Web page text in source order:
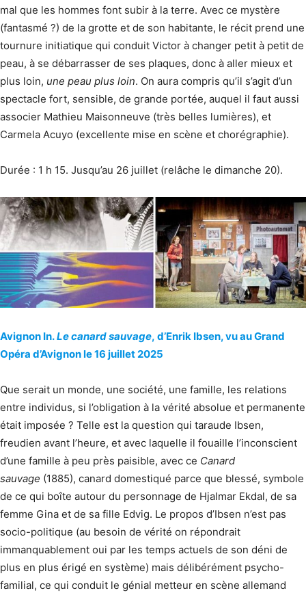
mal que les hommes font subir à la terre. Avec ce mystère
(fantasmé ?) de la grotte et de son habitante, le récit prend une
tournure initiatique qui conduit Victor à changer petit à petit de
peau, à se débarrasser de ses plaques, donc à aller mieux et
plus loin, une peau plus loin. On aura compris qu’il s’agit d’un
spectacle fort, sensible, de grande portée, auquel il faut aussi
associer Mathieu Maisonneuve (très belles lumières), et
Carmela Acuyo (excellente mise en scène et chorégraphie).
Durée : 1 h 15. Jusqu’au 26 juillet (relâche le dimanche 20).
Avignon In.Le canard sauvage, d’Enrik Ibsen, vu au Grand
Opéra d’Avignon le 16 juillet 2025
Que serait un monde, une société, une famille, les relations
entre individus, si l’obligation à la vérité absolue et permanente
était imposée ? Telle est la question qui taraude Ibsen,
freudien avant l’heure, et avec laquelle il fouaille l’inconscient
d’une famille à peu près paisible, avec ce Canard
sauvage (1885), canard domestiqué parce que blessé, symbole
de ce qui boîte autour du personnage de Hjalmar Ekdal, de sa
femme Gina et de sa fille Edvig. Le propos d’Ibsen n’est pas
socio-politique (au besoin de vérité on répondrait
immanquablement oui par les temps actuels de son déni de
plus en plus érigé en système) mais délibérément psycho-
familial, ce qui conduit le génial metteur en scène allemand